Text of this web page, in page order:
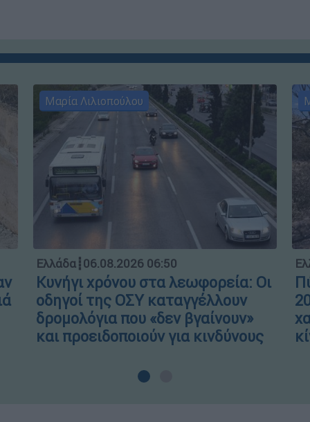
Μαρία Λιλιοπούλου
Ελλάδα┋06.08.2026 06:50
Κυνήγι χρόνου στα λεωφορεία: Οι
οδηγοί της ΟΣΥ καταγγέλλουν
δρομολόγια που «δεν βγαίνουν»
και προειδοποιούν για κινδύνους